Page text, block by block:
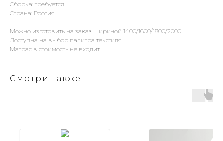
Сборка: требуется
Страна: Россия
Можно изготовить на заказ шириной 1400/1600/1800/2000
Доступна на выбор палитра текстиля
Матрас в стоимость не входит
Смотри также